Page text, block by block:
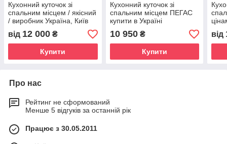
Кухонний куточок зі
спальним місцем / якісний
/ виробник Україна, Київ
від 12 000 ₴
Купити
Кухонний куточок зі
спальним місцем ПЕГАС
купити в Україні
10 950₴
Купити
від
Про нас
Рейтинг не сформований
Менше 5 відгуків за останній рік
Працює з 30.05.2011